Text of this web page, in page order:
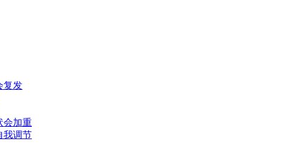
复发
会加重
我调节